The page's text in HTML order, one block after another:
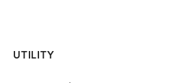
UTILITY